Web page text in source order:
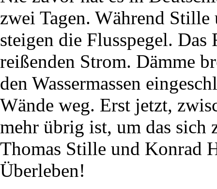
zwei Tagen. Während
steigen die Flusspegel.
reißenden Strom. Dämme
den Wassermassen
Wände weg. Erst jetzt,
mehr übrig ist, um das sich
Thomas Stille und Konrad
Überleben!